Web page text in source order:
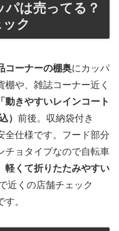
は売ってる？
ク
コーナーの棚奥にカッパ
や、雑誌コーナー近く
「動きやすいレインコート
） 前後。収納袋付き
全仕様です。フード部分
チョタイプなので自転車
軽くて折りたたみやすい
近くの店舗チェック
。